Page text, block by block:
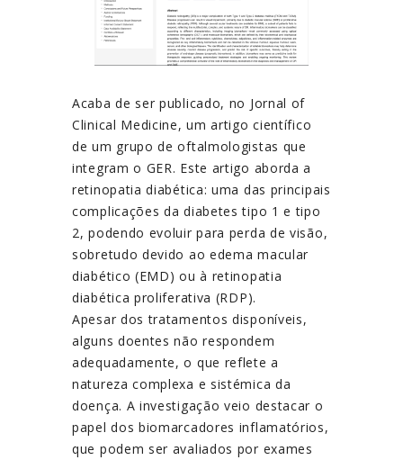
Acaba de ser publicado, no Jornal of
Clinical Medicine, um artigo científico
de um grupo de oftalmologistas que
integram o GER. Este artigo aborda a
retinopatia diabética: uma das principais
complicações da diabetes tipo 1 e tipo
2, podendo evoluir para perda de visão,
sobretudo devido ao edema macular
diabético (EMD) ou à retinopatia
diabética proliferativa (RDP).
Apesar dos tratamentos disponíveis,
alguns doentes não respondem
adequadamente, o que reflete a
natureza complexa e sistémica da
doença. A investigação veio destacar o
papel dos biomarcadores inflamatórios,
que podem ser avaliados por exames